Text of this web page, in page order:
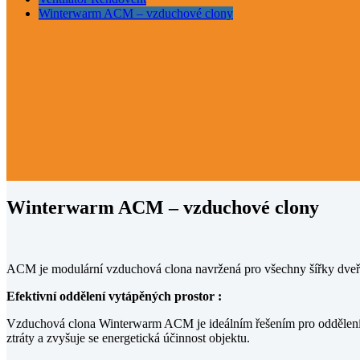
Winterwarm ACM – vzduchové clony
Winterwarm ACM – vzduchové clony
ACM je modulární vzduchová clona navržená pro všechny šířky
Efektivní oddělení vytápěných prostor :
Vzduchová clona Winterwarm ACM je ideálním řešením pro
ztráty a zvyšuje se energetická účinnost objektu.